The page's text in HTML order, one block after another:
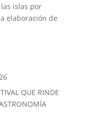
islas por
elaboración de
QUE RINDE